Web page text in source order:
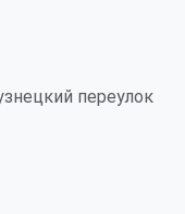
переулок